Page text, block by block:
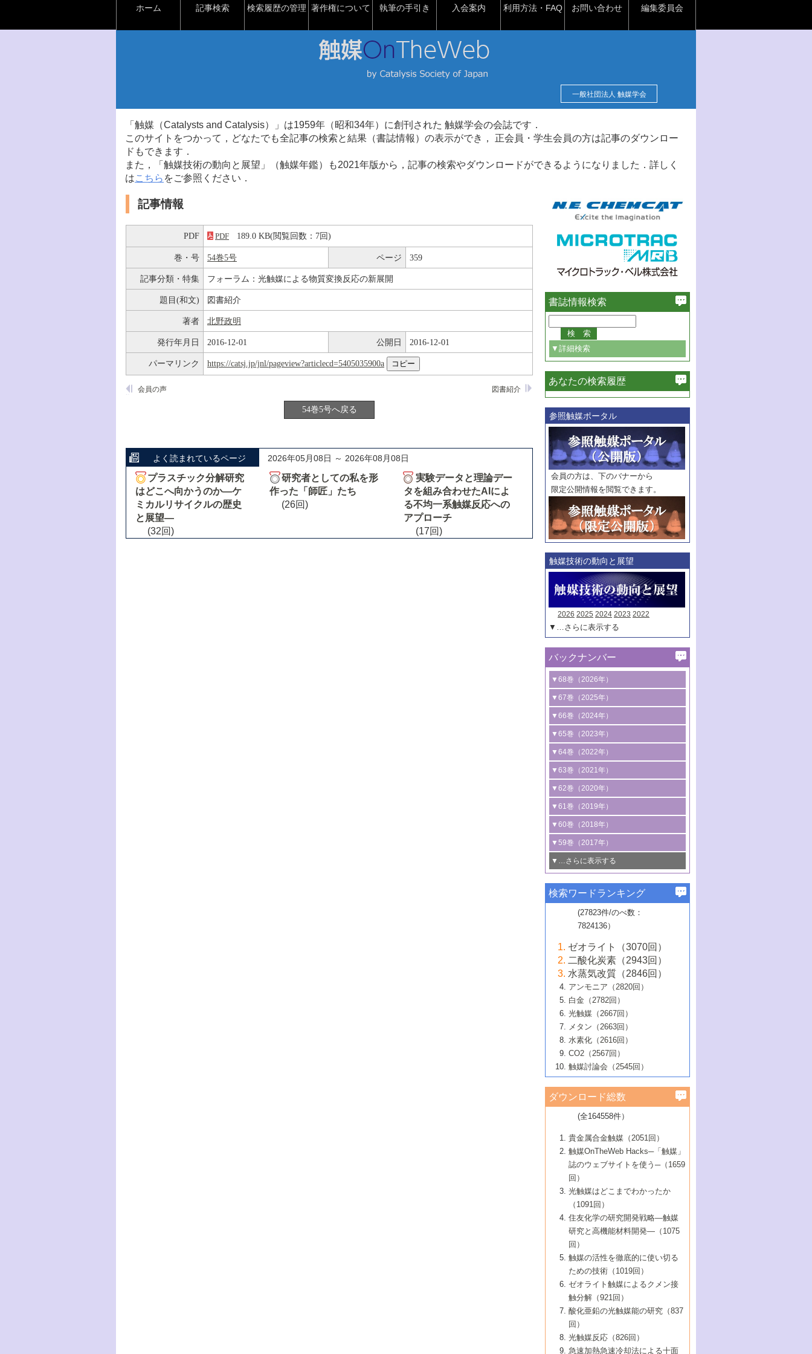
ホーム 記事検索 検索履歴の管理 著作権について 執筆の手引き 入会案内 利用方法・FAQ お問い合わせ 編集委員会
一般社団法人 触媒学会
「触媒（Catalysts and Catalysis）」は1959年（昭和34年）に創刊された 触媒学会の会誌です．
このサイトをつかって，どなたでも全記事の検索と結果（書誌情報）の表示ができ， 正会員・学生会員の方は記事のダウンロー
ドもできます．
また，「触媒技術の動向と展望」（触媒年鑑）も2021年版から，記事の検索やダウンロードができるようになりました．詳しく
はこちら をご参照ください．
記事情報
PDF PDF 189.0 KB(閲覧回数：7回)
巻・号 54巻5号 ページ 359
記事分類・特集 フォーラム：光触媒による物質変換反応の新展開
題目(和文) 図書紹介
著者 北野政明
発行年月日 2016-12-01 公開日 2016-12-01
パーマリンク https://catsj.jp/jnl/pageview?articlecd=5405035900a
図書紹介
会員の声
54巻5号へ戻る
よく読まれているページ 2026年05月08日 ～ 2026年08月08日
プラスチック分解研究
はどこへ向かうのか―ケ
ミカルリサイクルの歴史
と展望―
(32回)
研究者としての私を形
作った「師匠」たち
(26回)
実験データと理論デー
タを組み合わせたAIによ
る不均一系触媒反応への
アプローチ
(17回)
書誌情報検索
▼詳細検索
必ず含む
巻・号指定
巻
号
範囲指定
巻
号～
巻
号
触媒年鑑
年度
記事種別
マーク：
マークあり
あなたの検索履歴
参照触媒ポータル
会員の方は、下のバナーから
限定公開情報を閲覧できます。
触媒技術の動向と展望
2026 2025 2024 2023 2022
▼…さらに表示する
バックナンバー
▼68巻（2026年）
1号 過酸化水素合成に関する研究動向
2号 コンピューター技術により加速する
触媒開発
3号 有機分子変換やCO 資源化のための
光触媒に関する最近の研究
B号 第137回触媒討論会（2026年）
▼67巻（2025年）
1号 CO
水素化によるグリーン燃料/グリ
ーンケミカル製造
2号 水素製造のための水分解技術に関す
る最近の研究
3号 オレフィン系樹脂の精密合成に関す
る最新技術
4号 アルコール類の効率的変換を実現す
る非貴金属触媒の研究動向
5号 ゼオライトの合成と応用における研
究動向
6号 ヘテロ接合界面
B号 第135回触媒討論会（2025年）
▼66巻（2024年）
1号 低次元ナノ構造を有する触媒材料
2号 規制反応場を活用した固体触媒研究
の新展開
3号 未踏分子変換を目指した酸化触媒プ
ロセスの最前線
4号 シンクロトロン放射光および中性子
線を利用した触媒解析技術の最先端
5号 単原子触媒
6号 参照触媒委員会からのお知らせ
B号 第133回触媒討論会（2023年）
▼65巻（2023年）
1号 炭素が関わる触媒機能
2号 プラスチックケミカルリサイクルの
ための触媒技術
3号 非酸化物系金属化合物を基盤とした
触媒材料の開発
4号 格子酸素・格子酸素欠陥を利用した
触媒反応
5号 生体触媒によるエネルギー変換反応
6号 窒素とリンの循環のための触媒・機
能性材料
▼64巻（2022年）
1号 合成ガス製造とCOを用いるケミカル
ズ合成の最新動向
2号 化学品合成のための合金触媒開発
3号 CO の排出削減および有効活用のた
めの触媒技術
4号 若手による情報発信企画～とびたて
若き触媒の研究者たち～（1）
若き触媒の研究者たち～（2）
6号 石油のノーブル・ユースを志向した
触媒技術
大学：オンライン・対面開催）
▼63巻（2021年）
1号 金触媒の新展開
2号 ペロブスカイト
3号 特殊反応場を利用した触媒的分子変
換反応
4号 多孔質材料を用いた触媒の新展開
5号 情報学的手法を用いた触媒開発
6号 カーボンニュートラルに向けた電解
技術
B号 第127回触媒討論会（2021年・オン
ライン開催(Zoom)のみ）
▼62巻（2020年）
1号 触媒設計を拓く欠陥構造のキャラク
タリゼーション
2号 機能化学品製造に資するクリーンな
触媒的酸化反応
3号 水処理のための触媒化学
4号 光触媒を用いた水分解の最新の研究
動向
5号 次世代の触媒プロセスを支えるマイ
6号 メタン転換技術の最新動向
B号 第125回触媒討論会（2020年・工学
院大学）
▼61巻（2019年）
1号 物質移動制御に着目した触媒プロセ
ス開発
2号 CO2 フリー水素サプライチェーンに
関わる触媒開発動向
3号 精密高分子合成に関する最近の研究
動向
4号 バイオマス化成品製造のための触媒
5号 固体触媒による含窒素有機化合物変
換の最前線
6号 貴金属使用量低減に向けた自動車排
ガス浄化触媒の開発
B号 第123回触媒討論会（2019年・大阪
▼60巻（2018年）
1号 固体酸触媒の最新の研究動向
2号 二酸化炭素からの有用化学品合成
3号 ナノ粒子・クラスター触媒の最前線
4号 60周年記念企画
5号 進化するゼオライト合成技術
6号 非貴金属系触媒における電気化学的
B号 第121回触媒討論会（2018年・東京
大学）
▼59巻（2017年）
1号 いたるところに，触媒
最先端技術
3号 無機分離膜材料の開発と触媒反応プ
ロセスへの適用
5号 水素のふるまいを解き明かす最先端
研究
6号 低級アルカンの有効利用のための触
媒技術
B号 第119回触媒討論会（2017年・首都
大学東京）
▼…さらに表示する
1号 ユニークな構造の高分子を生み出す触
2号 リグニンからの化成品製造に向けた触
媒技術
3号 触媒研究の最先端～とびたて若き研究
者たち～（1）
4号 触媒研究の最先端～とびたて若き研究
者たち～（2）
5号 触媒研究の最先端～とびたて若き研究
者たち～（3）
6号 イオニクス材料と燃料電池・電解合成
の最新の研究動向
B号 第117回触媒討論会（2016年・大阪府
立大学）
▼57巻（2015年）
1号 水素キャリアにかかわる触媒技術の新
2号 石油精製用触媒の最近の進展
3号 固体酸化物形燃料電池（SOFC）におけ
るアノード触媒上での燃料直接改質技術
4号 コアシェル構造の制御による触媒機能
5号 工業触媒およびその周辺技術の最近の
進歩
6号 ナノシート
B号 第115回触媒討論会（2015年・成蹊大
▼56巻（2014年）
2号 光触媒反応機構に関する最新の研究動
向
開発動向
4号 人工光合成に向けた近年のアプローチ
5号 未利用熱エネルギーの有効活用に貢献
する触媒技術
6号 ポリオキソメタレート
B号 第113回触媒討論会（2014年・ロワジ
ールホテル豊橋）
1号 高耐久性燃料電池システム用触媒にお
ける新展開
2号 リビングラジカル重合の最近の動向
3号 天然ガスの化学工業的展開に関する触
媒技術
4号 貴金属触媒の精密構造制御とその活用
5号 バイオマス化成品製造のための固体触
6号 ナノ空間─吸着状態解析から新機能開拓
B号 第111回触媒討論会（2013年・関西大
▼54巻（2012年）
1号 規則性多孔体の利用技術における最近
の進歩
2号 第109回触媒討論会
3号 貴金属低減技術の最新動向
4号 貴金属代替技術の最新動向
5号 光触媒による物質変換反応の新展開
6号 グラフェン
7号 水素を利用する化成品合成の新潮流
▼53巻（2011年）
1号 金属学から見る合金触媒の新展開
2号 第107回触媒討論会
3号 触媒のその場観察法の進歩（１）
4号 触媒のその場観察法の進歩（２）
5号 不活性結合の触媒的活性化による有機
合成
6号 新しい固体酸触媒技術
7号 ゼオライト合成における最近の進歩
▼52巻（2010年）
1号 触媒の劣化対策と長寿命触媒開発
2号 第105回触媒討論会
3号 ナノ構造が拓く新機能
4号 活性サイトおよびその環境の精密な設
計による触媒の高機能化
5号 触媒を有効に使うための技術
7号 有機分子触媒による精密有機合成
8号 高機能化ポリオレフィンに向けた重合
触媒の最近の進展
1号 炭素材料－熱い注目を集める材料－
2号 第103回触媒討論会
3号 環境浄化用光触媒の現状と課題
4号 水素社会の実現に向けた水素製造・貯
蔵技術の進歩
5号 CO2が関わる触媒・材料
7号 持続可能社会実現のための触媒および
触媒関連技術
▼50巻（2008年）
1号 触媒化学と学会のこの10年，半世紀，
そして未来
2号 第101回触媒討論会
4号 錯体を利用したユニークな表面構造の
構築と機能
5号 若手会員による触媒研究の未来展望1：
企業編
6号 第102回触媒討論会
7号 触媒・化学反応における計算化学の進
8号 若手研究者による触媒研究の未来展望
2：大学・研究所編
▼49巻（2007年）
1号 含フッ素化合物の合成と触媒
2号 第99回触媒討論会
3号 実用的ファインケミカル合成プロセス
を実現する触媒
5号 こんな物質，あんな物質―新たな触媒
の可能性―
7号 『結晶の化学』を活かした触媒研究
8号 イオン液体の応用
▼48巻（2006年）
1号 固体酸触媒の最近の進歩
2号 第97回触媒討論会
3号 リビング重合触媒の最近の展開
5号 水素製造・貯蔵のための触媒技術の新
しい展開
6号 第98回触媒討論会
7号 基礎化学品製造の触媒技術
8号 多機能型リアクター
1号 最近の触媒担体とその効果
2号 第95回触媒討論会
4号 水分解用光触媒材料
5号 時間分解分光の進歩と応用
6号 第96回触媒討論会
8号 超臨界流体を用いた化学プロセスの新
▼46巻（2004年）
1号 部分酸化反応触媒の最前線
2号 第93回触媒討論会
3号 特殊エネルギー場の触媒反応
4号 生体内における金属の触媒作用
5号 ファインケミカルズの展開に寄与する
6号 第94回触媒討論会
7号 サブナノレベルでみた新しい表面現象
8号 オレフィン重合触媒の新たな展
▼45巻（2003年）
1号 なぜこの触媒が良いのか？
2号 第91回触媒討論会
3号 最近の自動車排ガス処理技術
4号 触媒研究の現状と将来─第90回触媒討論
5号 基礎化学品製造の触媒技術
6号 第92回触媒討論会
7号 基礎化学品製造の触媒技術
8号 資源の循環と触媒技術
▼44巻（2002年）
1号 高次制御された触媒の化学
2号 第89回触媒討論会
3号 触媒を利用した電気化学の新展開
4号 ナノ材料の調製と機能化
5号 こんな触媒が欲しい
6号 第90回触媒討論会
7号 触媒研究と学術雑誌/情報
8号 若い世代からみた触媒化学の現状と未
▼43巻（2001年）
1号 グリーンケミストリーと触媒
2号 第87回触媒討論会特集号
3号 生体触媒とバイオプロセス
4号 水素製造・利用の触媒化学
5号 触媒研究における新しい切り口：コン
ビナトリアルケミストリー
6号 第88回触媒討論会特集号
7号 企業における触媒研究のブレークスル
8号 この材料を触媒として使ってみません
▼42巻（2000年）
1号 触媒反応工学の明日を拓く
2号 第85回触媒討論会
3号 反応ダイナミクス
5号 触媒のおもしろさをどのように伝える
6号 第86回触媒討論会
7号 水素化精製触媒の新しい展開
8号 新しい反応性と機能性を目指した金属
クラスタ-化学
▼41巻（1999年）
1号 孔、穴、あな?-特異な空間とその利用-
2号 第83回触媒討論会
3号 均一系触媒反応最前線
4号 実用炭素材料の新展開
5号 研究の方法論を考える
7号 機能性金属材料と触媒
8号 触媒研究へのNMRの応用と展望
▼40巻（1998年）
進展と21世紀への提言/創立40周年記念・触
媒学会この10年の歩みとこれから/創立40周
2号 第81回触媒討論会
3号 計算機触媒化学へのさそい
4号 触媒劣化の制御と予測
5号 最新の実用プロセスと触媒
6号 第82回触媒討論会
1号 均一系と不均一系触媒反応-その特徴と
接点
2号 第79回触媒討論会
3号 最新NO除去触媒の実用化研究
4号 新しい反応場を目指した触媒調製
5号 反応・分離技術の新しい展開
6号 第80回触媒討論会
▼38巻（1996年）
1号 触媒の構造と触媒作用/C1化学を中心と
する21世紀への触媒
3号 オリンピックメダル:金・銀・銅はどん
な触媒作用を示すか
4号 触媒作用における機能の複合化
▼37巻（1995年）
1号 ファインケミカルズと固体触媒
2号 第75回触媒討論会
3号 希土類を利用した触媒
4号 触媒とリサイクル
5号 エネルギー変換触媒
▼36巻（1994年）
1号 電気化学と触媒
2号 第73回触媒討論会
3号 C4化学の展開
4号 《通常号》
▼35巻（1993年）
1号 工業触媒開発マニュアル―探索から工
業化まで
2号 第71回触媒討論会
▼34巻（1992年）
1号 インパクトを与えたこの研究
2号 第69回触媒討論会
▼33巻（1991年）
1号 触媒プロセス開発マニュアル―探索か
▼32巻（1990年）
検索ワードランキング
(27823件/のべ数：
7824136）
ゼオライト（3070回）
二酸化炭素（2943回）
水蒸気改質（2846回）
アンモニア（2820回）
白金（2782回）
光触媒（2667回）
メタン（2663回）
水素化（2616回）
CO2（2567回）
触媒討論会（2545回）
ダウンロード総数
(全164558件）
貴金属合金触媒（2051回）
触媒OnTheWeb Hacks─「触媒」
誌のウェブサイトを使う─（1659
回）
光触媒はどこまでわかったか
（1091回）
住友化学の研究開発戦略―触媒
研究と高機能材料開発―（1075
回）
触媒の活性を徹底的に使い切る
ための技術（1019回）
ゼオライト触媒によるクメン接
触分解（921回）
酸化亜鉛の光触媒能の研究（837
回）
光触媒反応（826回）
急速加熱急速冷却法による十面